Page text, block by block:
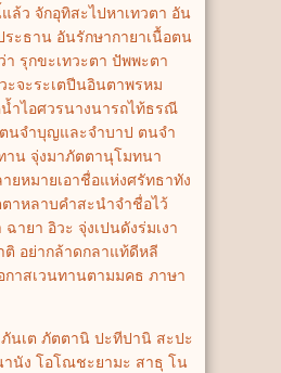
ล้ว จักอุทิสะไปหาเทวตา อัน
ระธาน อันรักษากายาเนื้อตน
รุกขะเทวะตา ปัพพะตา
ะจะระเตปีนอินตาพรหม
ำไอศวรนางนารถไท้ธรณี
นจำบุญและจำบาป ตนจำ
าน จุ่งมาภัตตานุโมทนา
ยหมายเอาชื่อแห่งศรัทธาทัง
าหลาบคำสะนำจำชื่อไว้
ายา อิวะ จุ่งเปนดังร่มเงา
ติ อย่ากล้าดกลาแท้ดีหลี
กาสเวนทานตามมคธ ภาษา
นเต ภัตตานิ ปะทีปานิ สะปะ
านัง โอโณชะยามะ สาธุ โน